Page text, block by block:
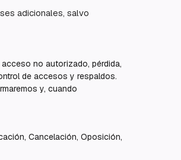
adicionales, salvo
no autorizado, pérdida,
de accesos y respaldos.
y, cuando
Cancelación, Oposición,